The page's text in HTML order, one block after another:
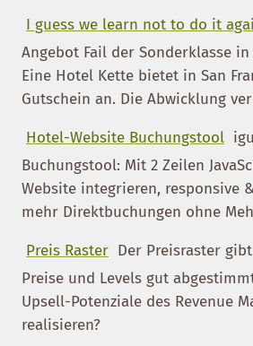
I guess we learn not to do it
Angebot Fail der Sonderklasse
Eine Hotel Kette bietet in San
Gutschein an. Die Abwicklung
Hotel-Website Buchungstool
Buchungstool: Mit 2 Zeilen
Website integrieren, responsive
mehr Direktbuchungen ohne
Preis Raster Der Preisraster
Preise und Levels gut
Upsell-Potenziale des Revenue
realisieren?